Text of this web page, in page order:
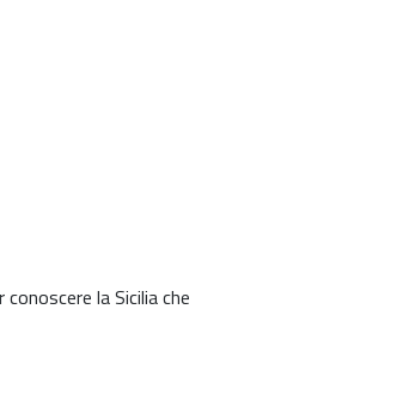
la Sicilia che